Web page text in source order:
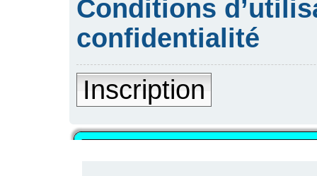
Conditions
confidentialité
Inscription